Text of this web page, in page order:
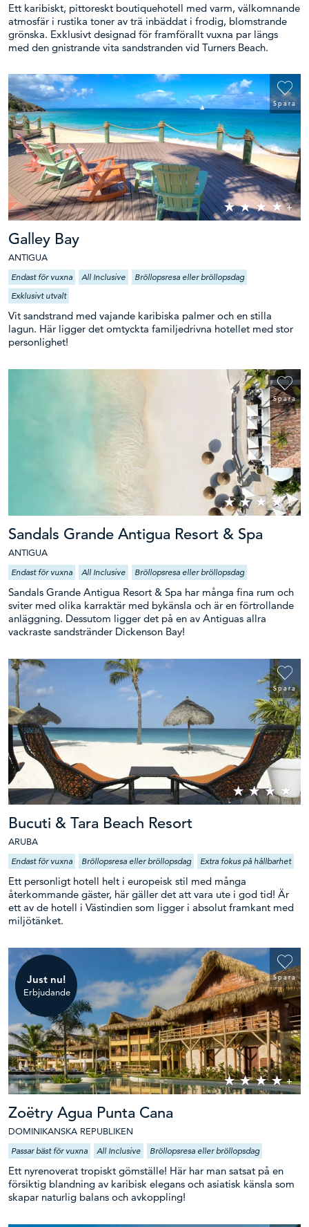
Ett karibiskt, pittoreskt boutiquehotell med varm, välkomnande
atmosfär i rustika toner av trä inbäddat i frodig, blomstrande
grönska. Exklusivt designad för framförallt vuxna par längs
med den gnistrande vita sandstranden vid Turners Beach.
Spara
Galley Bay
ANTIGUA
Endast för vuxna All Inclusive
Bröllopsresa eller bröllopsdag
Exklusivt utvalt
Vit sandstrand med vajande karibiska palmer och en stilla
lagun. Här ligger det omtyckta familjedrivna hotellet med stor
personlighet!
Spara
Sandals Grande Antigua Resort & Spa
ANTIGUA
Endast för vuxna All Inclusive Bröllopsresa eller bröllopsdag
Sandals Grande Antigua Resort & Spa har många fina rum och
sviter med olika karraktär med bykänsla och är en förtrollande
anläggning. Dessutom ligger det på en av Antiguas allra
vackraste sandstränder Dickenson Bay!
Spara
Bucuti & Tara Beach Resort
ARUBA
Endast för vuxna Bröllopsresa eller bröllopsdag Extra fokus på hållbarhet
Ett personligt hotell helt i europeisk stil med många
återkommande gäster, här gäller det att vara ute i god tid! Är
ett av de hotell i Västindien som ligger i absolut framkant med
miljötänket.
Just nu!
Erbjudande
Spara
Zoëtry Agua Punta Cana
DOMINIKANSKA REPUBLIKEN
Passar bäst för vuxna All Inclusive Bröllopsresa eller bröllopsdag
Ett nyrenoverat tropiskt gömställe! Här har man satsat på en
försiktig blandning av karibisk elegans och asiatisk känsla som
skapar naturlig balans och avkoppling!